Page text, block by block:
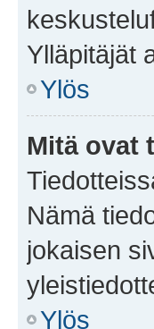
Ylläpitäjät
Ylös
Mitä ovat
Nämä
jokaisen
Ylös